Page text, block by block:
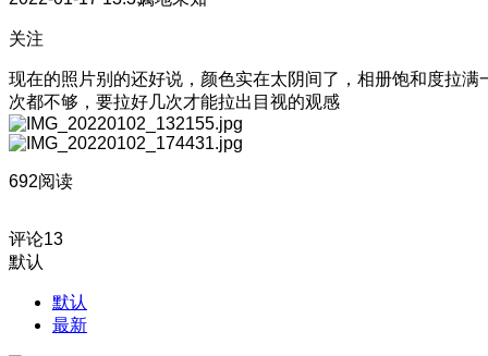
关注
现在的照片别的还好说，颜色实在太阴间了，相册饱和度拉满
次都不够，要拉好几次才能拉出目视的观感
692阅读
评论13
默认
默认
最新